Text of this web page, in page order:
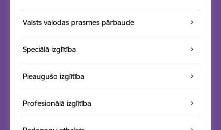
Valsts valodas prasmes pārbaude
Speciālā izglītība
Pieaugušo izglītība
Profesionālā izglītība